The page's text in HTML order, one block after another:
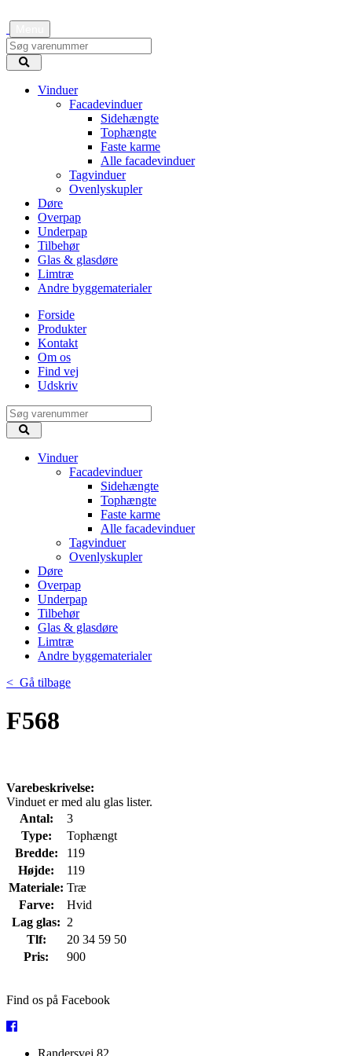
Vinduer
Facadevinduer
Sidehængte
Tophængte
Faste karme
Alle facadevinduer
Tagvinduer
Ovenlyskupler
Døre
Overpap
Underpap
Tilbehør
Glas & glasdøre
Limtræ
Andre byggematerialer
Forside
Produkter
Kontakt
Om os
Find vej
Udskriv
Vinduer
Facadevinduer
Sidehængte
Tophængte
Faste karme
Alle facadevinduer
Tagvinduer
Ovenlyskupler
Døre
Overpap
Underpap
Tilbehør
Glas & glasdøre
Limtræ
Andre byggematerialer
< Gå tilbage
F568
Varebeskrivelse:
Vinduet er med alu glas lister.
Antal:
3
Type:
Tophængt
Bredde:
119
Højde:
119
Materiale: Træ
Farve:
Hvid
Lag glas: 2
Tlf:
20 34 59 50
Pris:
900
Find os på Facebook
Randersvej 82